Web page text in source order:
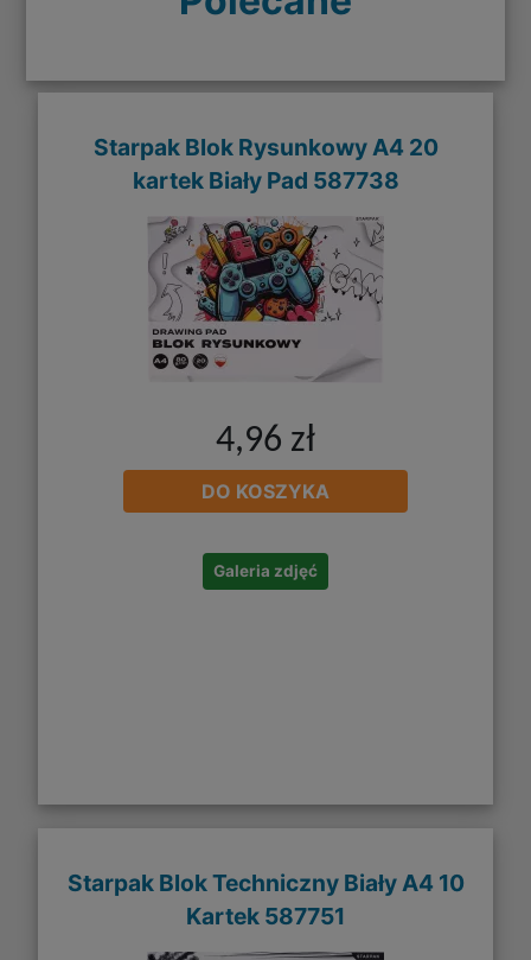
Starpak Blok Rysunkowy A4 20
kartek Biały Pad 587738
4,96 zł
DO KOSZYKA
Galeria zdjęć
Starpak Blok Techniczny Biały A4 10
Kartek 587751